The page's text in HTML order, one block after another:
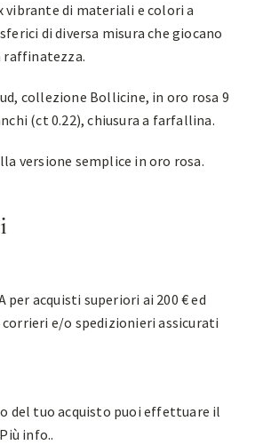
vibrante di materiali e colori a
di diversa misura che giocano
raffinatezza.
collezione Bollicine, in oro rosa 9
(ct 0.22), chiusura a farfallina.
versione semplice in oro rosa.
per acquisti superiori ai 200 € ed
e/o spedizionieri assicurati
del tuo acquisto puoi effettuare il
Più info..